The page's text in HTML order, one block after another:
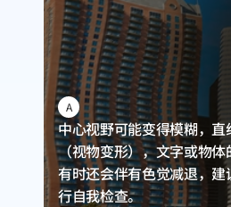
A
中心视野可能变得模糊，
（视物变形），文字或物体
有时还会伴有色觉减退，
行自我检查。